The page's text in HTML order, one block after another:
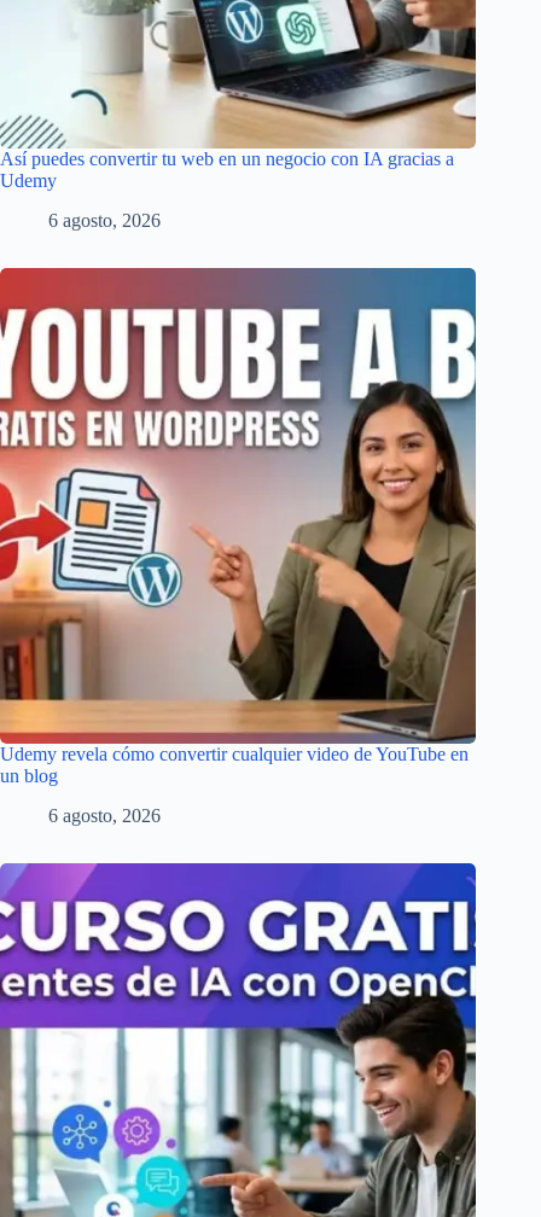
Así puedes convertir tu web en un negocio con IA gracias a
Udemy
6 agosto, 2026
Udemy revela cómo convertir cualquier video de YouTube en
un blog
6 agosto, 2026